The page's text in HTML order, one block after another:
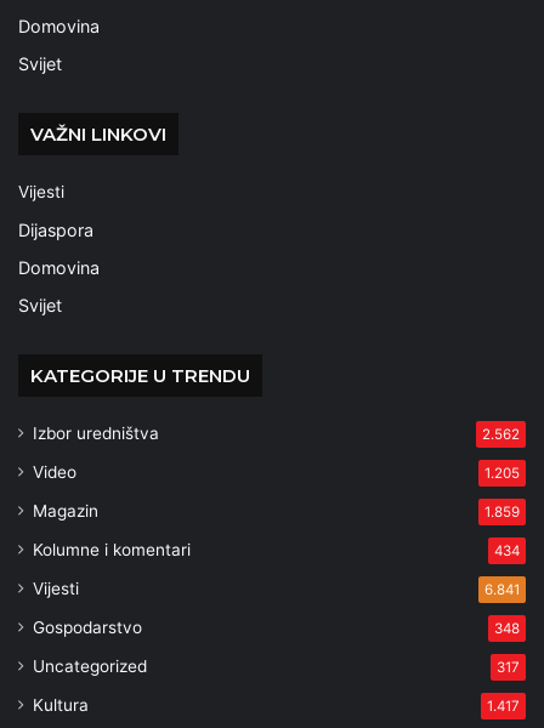
Domovina
Svijet
VAŽNI LINKOVI
Vijesti
Dijaspora
Domovina
Svijet
KATEGORIJE U TRENDU
Izbor uredništva 2.562
Video 1.205
Magazin 1.859
Kolumne i komentari 434
Vijesti 6.841
Gospodarstvo 348
Uncategorized 317
Kultura 1.417